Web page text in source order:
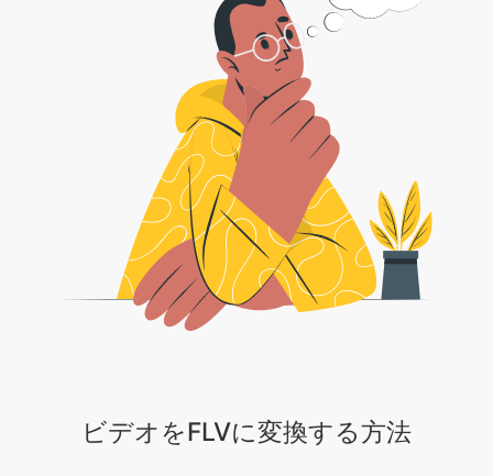
ビデオをFLVに変換する方法